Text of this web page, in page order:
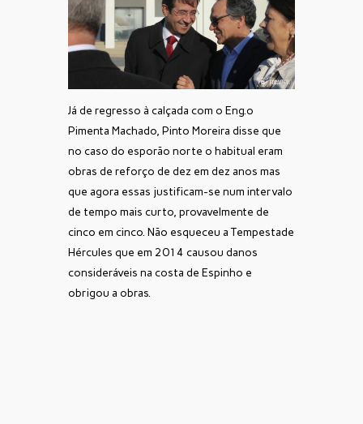
Já de regresso à calçada com o Eng.º
Pimenta Machado, Pinto Moreira disse que
no caso do esporão norte o habitual eram
obras de reforço de dez em dez anos mas
que agora essas justificam-se num intervalo
de tempo mais curto, provavelmente de
cinco em cinco. Não esqueceu a Tempestade
Hércules que em 2014 causou danos
consideráveis na costa de Espinho e
obrigou a obras.